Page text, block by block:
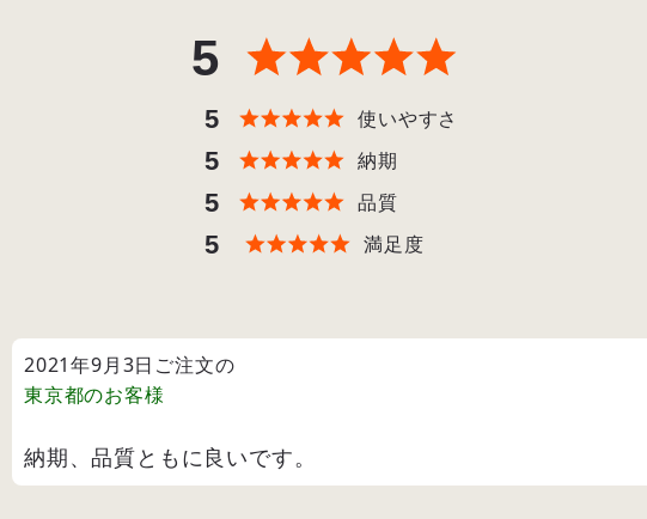
5
5 使いやすさ
5 納期
5 品質
5 満足度
2021年9月3日ご注文の
東京都のお客様
納期、品質ともに良いです。